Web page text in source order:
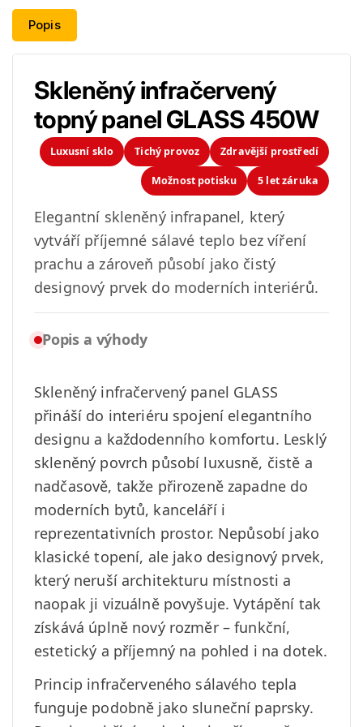
|
cm
|
WiFi
termostat
cm
|
WiFi
termostat
Popis
Skleněný infračervený
topný panel GLASS 450W
Luxusní sklo Tichý provoz Zdravější prostředí
Možnost potisku 5 let záruka
Elegantní skleněný infrapanel, který
vytváří příjemné sálavé teplo bez víření
prachu a zároveň působí jako čistý
designový prvek do moderních interiérů.
Popis a výhody
Skleněný infračervený panel GLASS
přináší do interiéru spojení elegantního
designu a každodenního komfortu. Lesklý
skleněný povrch působí luxusně, čistě a
nadčasově, takže přirozeně zapadne do
moderních bytů, kanceláří i
reprezentativních prostor. Nepůsobí jako
klasické topení, ale jako designový prvek,
který neruší architekturu místnosti a
naopak ji vizuálně povyšuje. Vytápění tak
získává úplně nový rozměr – funkční,
estetický a příjemný na pohled i na dotek.
Princip infračerveného sálavého tepla
funguje podobně jako sluneční paprsky.